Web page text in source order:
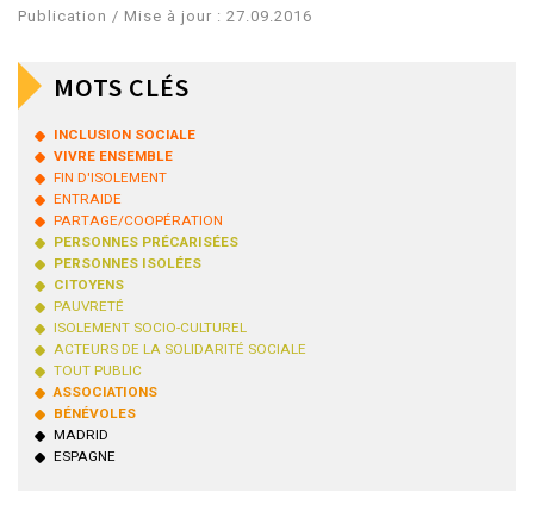
Publication / Mise à jour : 27.09.2016
MOTS CLÉS
INCLUSION SOCIALE
VIVRE ENSEMBLE
FIN D'ISOLEMENT
ENTRAIDE
PARTAGE/COOPÉRATION
PERSONNES PRÉCARISÉES
PERSONNES ISOLÉES
CITOYENS
PAUVRETÉ
ISOLEMENT SOCIO-CULTUREL
ACTEURS DE LA SOLIDARITÉ SOCIALE
TOUT PUBLIC
ASSOCIATIONS
BÉNÉVOLES
MADRID
ESPAGNE